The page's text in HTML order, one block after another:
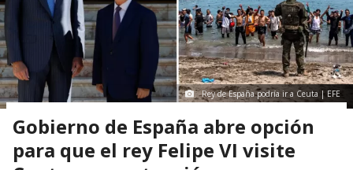
Rey de España podría ir a Ceuta | EFE
Gobierno de España abre opción
para que el rey Felipe VI visite